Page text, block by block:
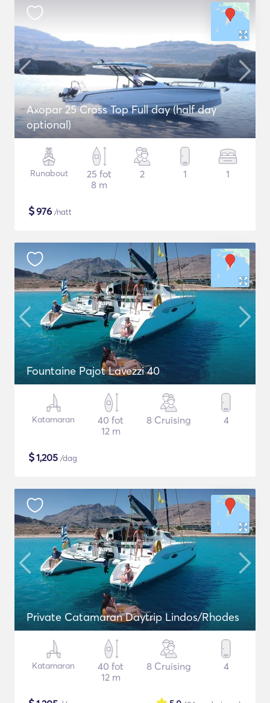
Axopar 25 Cross Top Full day (half day
optional)
Runabout
25 fot
8 m
2 1 1
$976 /natt
Fountaine Pajot Lavezzi 40
Katamaran
40 fot
12 m
8 Cruising 4
$1,205 /dag
Private Catamaran Daytrip Lindos/Rhodes
Katamaran
40 fot
12 m
8 Cruising 4